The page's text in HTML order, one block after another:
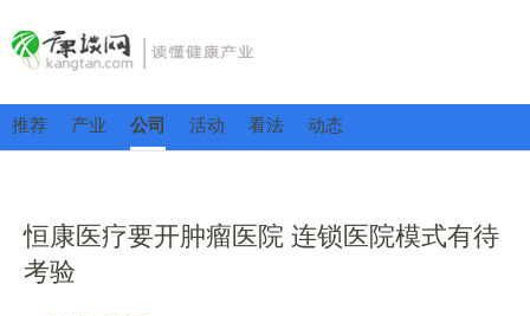
推荐 产业 公司 活动 看法 动态
恒康医疗要开肿瘤医院 连锁医院模式有待
考验